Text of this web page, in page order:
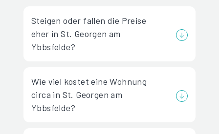
Steigen oder fallen die Preise
eher in St. Georgen am
Ybbsfelde?
Wie viel kostet eine Wohnung
circa in St. Georgen am
Ybbsfelde?